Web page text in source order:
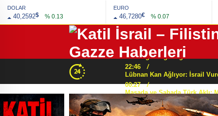
DOLAR
40,2592$ % 0.13
EURO
46,7280€ % 0.07
22:10
01:43
00:10
/
22:46
/
00:27
/
23:02
/
Gözü Karartan
21:05
/